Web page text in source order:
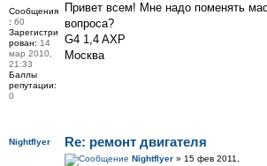
Привет всем! Мне надо поменять
вопроса?
G4 1,4 AXP
Москва
Сообщения
: 60
Зарегистри
рован: 14
мар 2010,
21:33
Баллы
репутации:
0
Re: ремонт двигателя
Nightflyer » 15 фев 2011,
Nightflyer